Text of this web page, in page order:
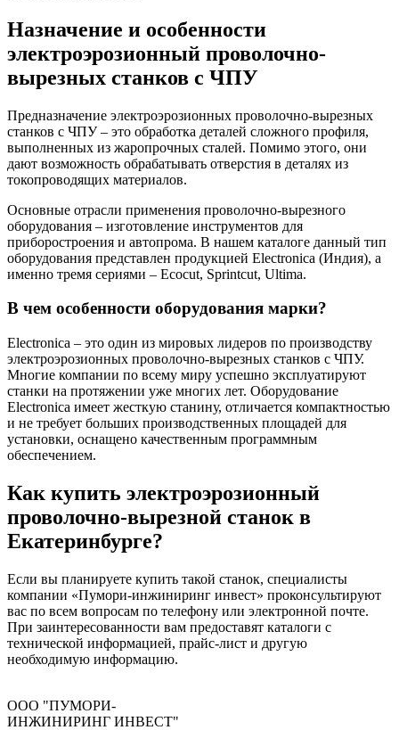
Назначение и особенности
электроэрозионный проволочно-
вырезных станков с ЧПУ
Предназначение электроэрозионных проволочно-вырезных
станков с ЧПУ – это обработка деталей сложного профиля,
выполненных из жаропрочных сталей. Помимо этого, они
дают возможность обрабатывать отверстия в деталях из
токопроводящих материалов.
Основные отрасли применения проволочно-вырезного
оборудования – изготовление инструментов для
приборостроения и автопрома. В нашем каталоге данный тип
оборудования представлен продукцией Electronica (Индия), а
именно тремя сериями – Ecocut, Sprintcut, Ultima.
В чем особенности оборудования марки?
Electronica – это один из мировых лидеров по производству
электроэрозионных проволочно-вырезных станков с ЧПУ.
Многие компании по всему миру успешно эксплуатируют
станки на протяжении уже многих лет. Оборудование
Electronica имеет жесткую станину, отличается компактностью
и не требует больших производственных площадей для
установки, оснащено качественным программным
обеспечением.
Как купить электроэрозионный
проволочно-вырезной станок в
Екатеринбурге?
Если вы планируете купить такой станок, специалисты
компании «Пумори-инжиниринг инвест» проконсультируют
вас по всем вопросам по телефону или электронной почте.
При заинтересованности вам предоставят каталоги с
технической информацией, прайс-лист и другую
необходимую информацию.
ООО "ПУМОРИ-
ИНЖИНИРИНГ ИНВЕСТ"